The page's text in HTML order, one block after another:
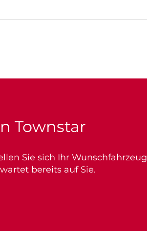
Townstar
Sie sich Ihr Wunschfahrzeug
bereits auf Sie.